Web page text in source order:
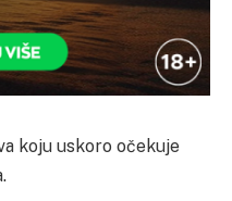
koju uskoro očekuje